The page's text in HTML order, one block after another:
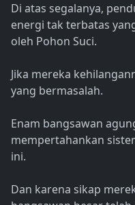
Di atas segalanya,
energi tak terbatas
oleh Pohon Suci.
Jika mereka
yang bermasalah.
Enam bangsawan
mempertahankan
ini.
Dan karena sikap